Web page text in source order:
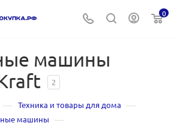
0
машины
2
— Техника и товары для дома —
машины —